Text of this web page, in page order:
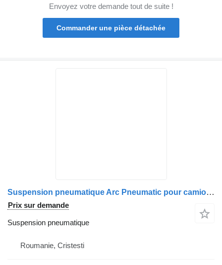
Envoyez votre demande tout de suite !
Commander une pièce détachée
Suspension pneumatique Arc Pneumatic pour camion AXA Motor Stânga Volvo 20722408/22028090
Prix sur demande
Suspension pneumatique
Roumanie, Cristesti